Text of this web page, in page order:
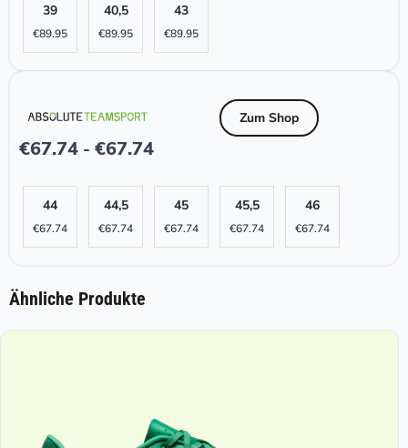
39
€89.95
40,5
€89.95
43
€89.95
€67.74 - €67.74
Zum Shop
44
€67.74
44,5
€67.74
45
€67.74
45,5
€67.74
46
€67.74
Ähnliche Produkte